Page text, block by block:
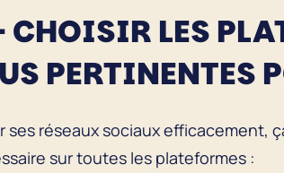
CHOISIR LES
PERTINENTES
ses réseaux sociaux efficacement,
sur toutes les plateformes :